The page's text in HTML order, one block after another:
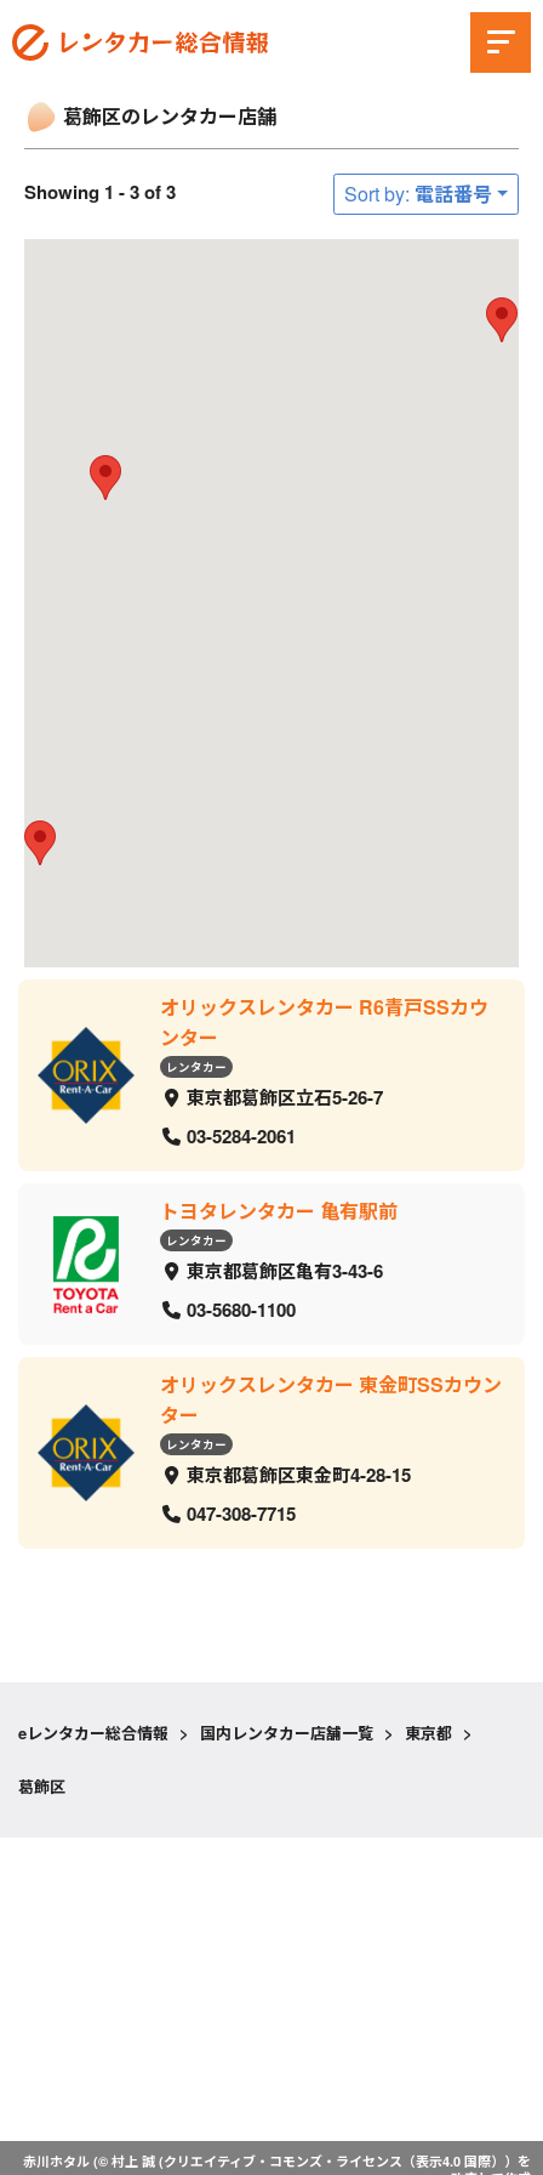
葛飾区のレンタカー店舗
Showing 1 - 3 of 3 Sort by: 電話番号
オリックスレンタカー R6青戸SSカウ
ンター
レンタカー
東京都葛飾区立石5-26-7
03-5284-2061
トヨタレンタカー 亀有駅前
レンタカー
東京都葛飾区亀有3-43-6
03-5680-1100
オリックスレンタカー 東金町SSカウン
ター
レンタカー
東京都葛飾区東金町4-28-15
047-308-7715
eレンタカー総合情報 > 国内レンタカー店舗一覧 > 東京都 >
葛飾区
赤川ホタル (© 村上 誠 (クリエイティブ・コモンズ・ライセンス（表示4.0 国際） ）を